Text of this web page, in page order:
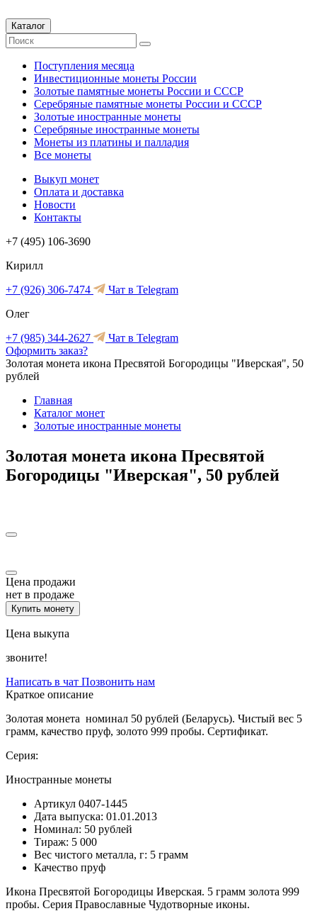
Каталог
Поступления месяца
Инвестиционные монеты России
Золотые памятные монеты России и СССР
Серебряные памятные монеты России и СССР
Золотые иностранные монеты
Серебряные иностранные монеты
Монеты из платины и палладия
Все монеты
Выкуп монет
Оплата и доставка
Новости
Контакты
+7 (495) 106-3690
Кирилл
+7 (926) 306-7474
Чат в Telegram
Олег
+7 (985) 344-2627
Чат в Telegram
Оформить заказ?
Золотая монета икона Пресвятой Богородицы "Иверская", 50
рублей
Главная
Каталог монет
Золотые иностранные монеты
Золотая монета икона Пресвятой
Богородицы "Иверская", 50 рублей
Цена продажи
нет в продаже
Купить монету
Цена выкупа
звоните!
Написать в чат Позвонить нам
Краткое описание
Золотая монета номинал 50 рублей (Беларусь). Чистый вес 5
грамм, качество пруф, золото 999 пробы. Сертификат.
Серия:
Иностранные монеты
Артикул 0407-1445
Дата выпуска: 01.01.2013
Номинал: 50 рублей
Тираж: 5 000
Вес чистого металла, г: 5 грамм
Качество пруф
Икона Пресвятой Богородицы Иверская. 5 грамм золота 999
пробы. Серия Православные Чудотворные иконы.